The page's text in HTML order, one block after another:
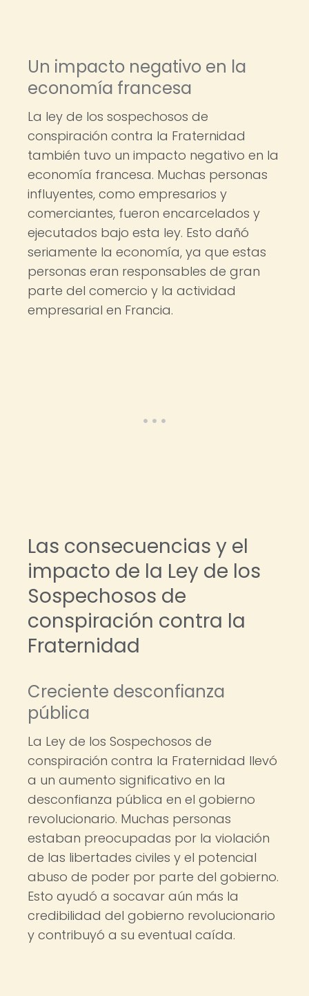
Un impacto negativo en la
economía francesa
La ley de los sospechosos de
conspiración contra la Fraternidad
también tuvo un impacto negativo en la
economía francesa. Muchas personas
influyentes, como empresarios y
comerciantes, fueron encarcelados y
ejecutados bajo esta ley. Esto dañó
seriamente la economía, ya que estas
personas eran responsables de gran
parte del comercio y la actividad
empresarial en Francia.
Las consecuencias y el
impacto de la Ley de los
Sospechosos de
conspiración contra la
Fraternidad
Creciente desconfianza
pública
La Ley de los Sospechosos de
conspiración contra la Fraternidad llevó
a un aumento significativo en la
desconfianza pública en el gobierno
revolucionario. Muchas personas
estaban preocupadas por la violación
de las libertades civiles y el potencial
abuso de poder por parte del gobierno.
Esto ayudó a socavar aún más la
credibilidad del gobierno revolucionario
y contribuyó a su eventual caída.